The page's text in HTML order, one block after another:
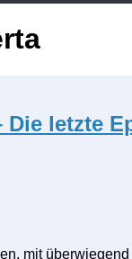
Die letzte
mit